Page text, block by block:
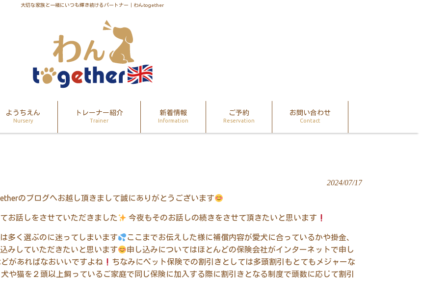
大切な家族と一緒にいつも輝き続けるパートナー｜わんtogether
ようちえん
Nursery
トレーナー紹介
Trainer
新着情報
Information
ご予約
Reservation
お問い合わせ
Contact
2024/07/17
のブログへお越し頂きまして誠にありがとうございます
お話しをさせていただきました 今夜もそのお話しの続きをさせて頂きたいと思います
多く選ぶのに迷ってしまいます
ここまでお伝えした様に補償内容が愛犬に合っているかや掛金、
みしていただきたいと思います
申し込みについてはほとんどの保険会社がインターネットで申し
があればなおいいですよね
ちなみにペット保険での割引きとしては多頭割引もとてもメジャーな
や猫を２頭以上飼っているご家庭で同じ保険に加入する際に割引きとなる制度で頭数に応じて割引